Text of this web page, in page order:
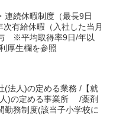
続休暇制度（最長9日
有給休暇（入社した当月
※平均取得率9日/年以
厚生欄を参照
(法人)の定める業務 /【就
)の定める事業所 /薬剤
勤務制度(該当子小学校に